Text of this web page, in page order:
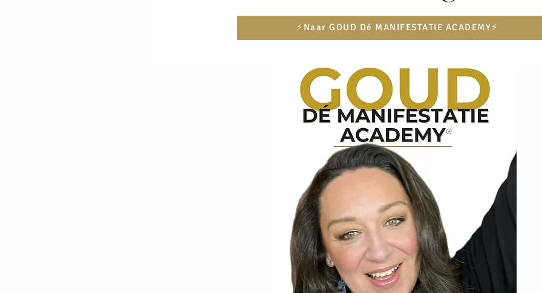
⚡️Naar GOUD Dé MANIFESTATIE ACADEMY⚡️